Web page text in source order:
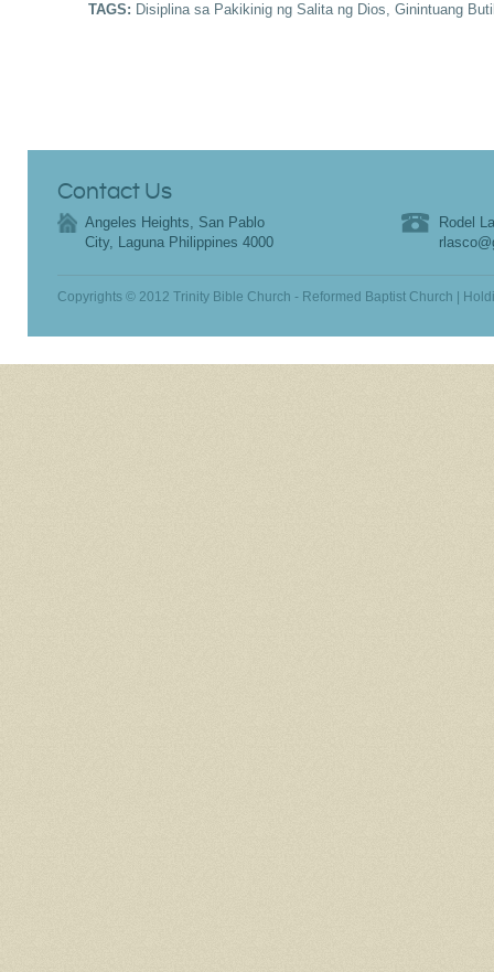
TAGS: Disiplina sa Pakikinig ng Salita ng Dios, Ginintuang
Contact Us
Angeles Heights, San Pablo
City, Laguna Philippines 4000
Rodel
Copyrights © 2012 Trinity Bible Church - Reformed Baptist Church |